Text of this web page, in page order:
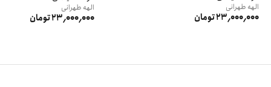
الهه طهرانی
23٬000٬000 تومان
الهه طهرانی
23٬000٬000 تومان